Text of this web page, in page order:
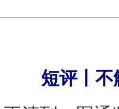
短评丨